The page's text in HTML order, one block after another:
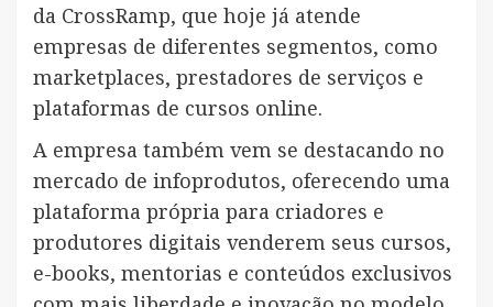
da CrossRamp, que hoje já atende
empresas de diferentes segmentos, como
marketplaces, prestadores de serviços e
plataformas de cursos online.
A empresa também vem se destacando no
mercado de infoprodutos, oferecendo uma
plataforma própria para criadores e
produtores digitais venderem seus cursos,
e-books, mentorias e conteúdos exclusivos